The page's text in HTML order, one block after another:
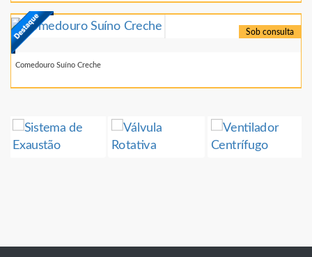
Sob consulta
Comedouro Suíno Creche